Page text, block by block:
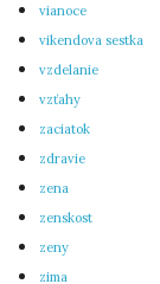
vianoce
vikendova sestka
vzdelanie
vzťahy
zaciatok
zdravie
zena
zenskost
zeny
zima